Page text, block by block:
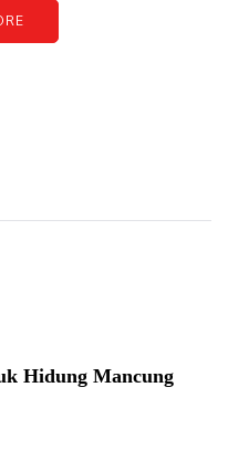
Hidung Mancung